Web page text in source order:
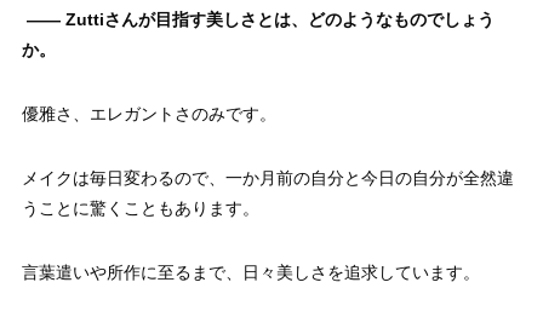
—— Zuttiさんが目指す美しさとは、どのようなものでしょう
か。
優雅さ、エレガントさのみです。
メイクは毎日変わるので、一か月前の自分と今日の自分が全然違
うことに驚くこともあります。
言葉遣いや所作に至るまで、日々美しさを追求しています。